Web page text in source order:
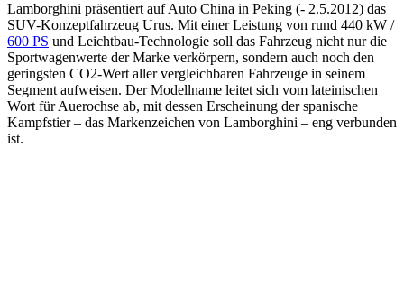
Lamborghini präsentiert auf Auto China in Peking (- 2.5.2012) das
SUV-Konzeptfahrzeug Urus. Mit einer Leistung von rund 440 kW /
600 PS und Leichtbau-Technologie soll das Fahrzeug nicht nur die
Sportwagenwerte der Marke verkörpern, sondern auch noch den
geringsten CO2-Wert aller vergleichbaren Fahrzeuge in seinem
Segment aufweisen. Der Modellname leitet sich vom lateinischen
Wort für Auerochse ab, mit dessen Erscheinung der spanische
Kampfstier – das Markenzeichen von Lamborghini – eng verbunden
ist.